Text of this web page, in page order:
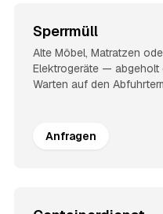
Sperrmüll
Alte Möbel, Matratzen
Elektrogeräte — abgeholt
Warten auf den
Anfragen